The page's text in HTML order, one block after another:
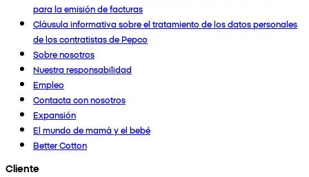
para la emisión de facturas
Cláusula informativa sobre el tratamiento de los datos personales
de los contratistas de Pepco
Sobre nosotros
Nuestra responsabilidad
Empleo
Contacta con nosotros
Expansión
El mundo de mamá y el bebé
Better Cotton
Cliente